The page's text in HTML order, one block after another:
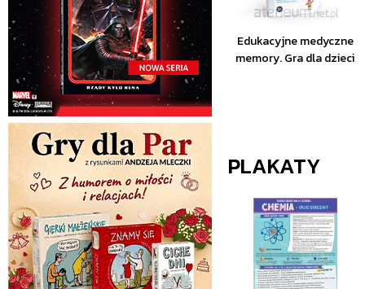
Edukacyjne medyczne
memory. Gra dla dzieci
PLAKATY